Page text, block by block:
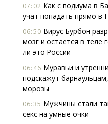
07:02 Как с подиума в
учат попадать прямо в
06:50 Вирус Бурбон
мозг и остается в теле
ли это России
06:46 Муравьи и
подскажут
морозы
06:35 Мужчины стали
секс на умные очки